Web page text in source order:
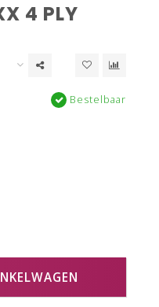
4 PLY
Bestelbaar